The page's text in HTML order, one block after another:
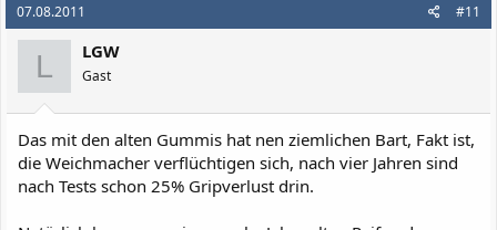
07.08.2011 #11
L LGW
Gast
Das mit den alten Gummis hat nen ziemlichen Bart, Fakt ist,
die Weichmacher verflüchtigen sich, nach vier Jahren sind
nach Tests schon 25% Gripverlust drin.